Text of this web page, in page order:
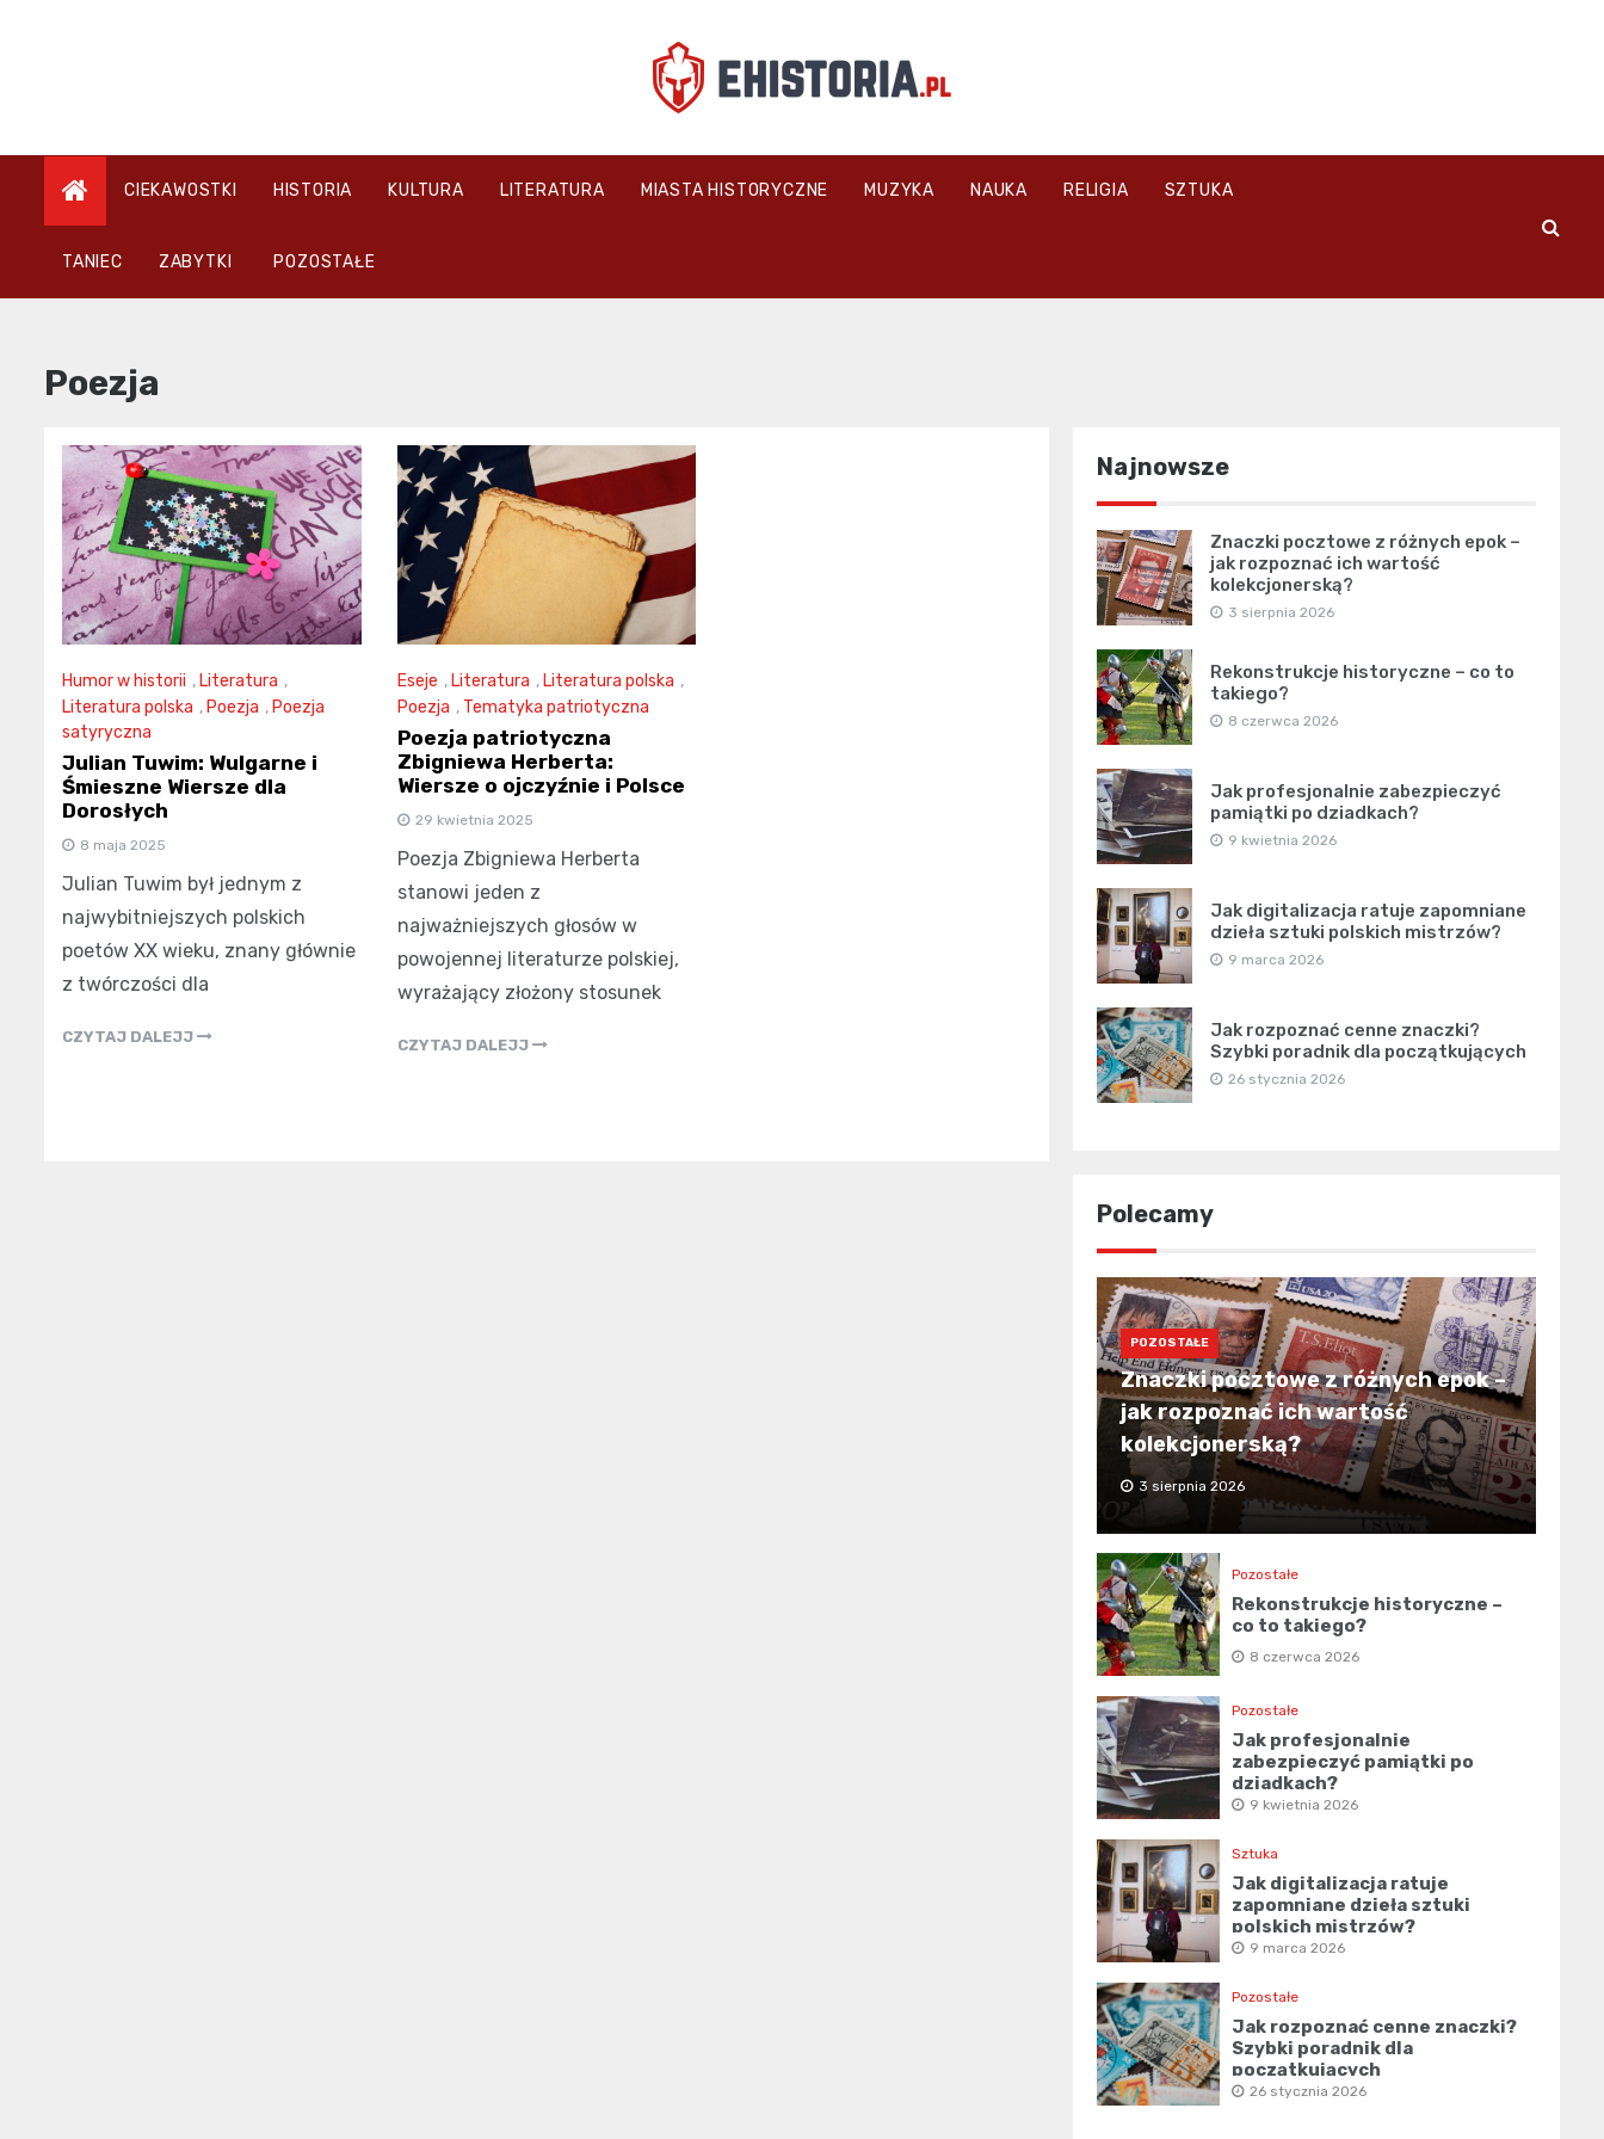
ehistoria.pl
CIEKAWOSTKI HISTORIA KULTURA LITERATURA MIASTA HISTORYCZNE MUZYKA NAUKA RELIGIA SZTUKA
TANIEC ZABYTKI POZOSTAŁE
Poezja
Humor w historii , Literatura ,
Literatura polska , Poezja , Poezja
satyryczna
Julian Tuwim: Wulgarne i
Śmieszne Wiersze dla
Dorosłych
8 maja 2025
Julian Tuwim był jednym z
najwybitniejszych polskich
poetów XX wieku, znany głównie
z twórczości dla
CZYTAJ DALEJJ
Eseje , Literatura , Literatura polska ,
Poezja , Tematyka patriotyczna
Poezja patriotyczna
Zbigniewa Herberta:
Wiersze o ojczyźnie i Polsce
29 kwietnia 2025
Poezja Zbigniewa Herberta
stanowi jeden z
najważniejszych głosów w
powojennej literaturze polskiej,
wyrażający złożony stosunek
CZYTAJ DALEJJ
Najnowsze
Znaczki pocztowe z różnych epok –
jak rozpoznać ich wartość
kolekcjonerską?
3 sierpnia 2026
Rekonstrukcje historyczne – co to
takiego?
8 czerwca 2026
Jak profesjonalnie zabezpieczyć
pamiątki po dziadkach?
9 kwietnia 2026
Jak digitalizacja ratuje zapomniane
dzieła sztuki polskich mistrzów?
9 marca 2026
Jak rozpoznać cenne znaczki?
Szybki poradnik dla początkujących
26 stycznia 2026
Polecamy
POZOSTAŁE
Znaczki pocztowe z różnych epok –
jak rozpoznać ich wartość
kolekcjonerską?
3 sierpnia 2026
Pozostałe
Rekonstrukcje historyczne –
co to takiego?
8 czerwca 2026
Pozostałe
Jak profesjonalnie
zabezpieczyć pamiątki po
dziadkach?
9 kwietnia 2026
Sztuka
Jak digitalizacja ratuje
zapomniane dzieła sztuki
polskich mistrzów?
9 marca 2026
Pozostałe
Jak rozpoznać cenne znaczki?
Szybki poradnik dla
początkujących
26 stycznia 2026